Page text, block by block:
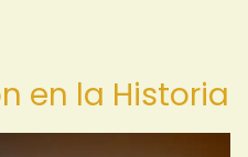
en la Historia